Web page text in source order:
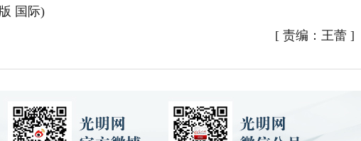
国际)
[ 责编：王蕾]